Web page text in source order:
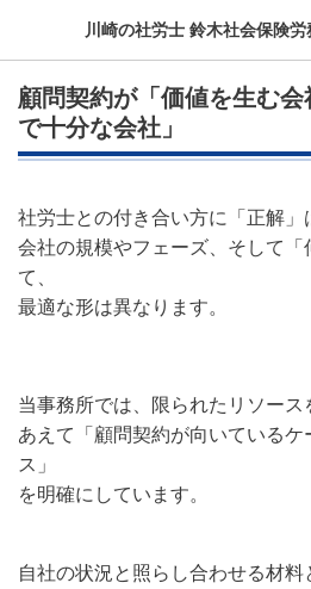
川崎の社労士 鈴木社会保険
顧問契約が「価値を生む会
で十分な会社」
社労士との付き合い方に「正解」
会社の規模やフェーズ、そして「
て、
最適な形は異なります。
当事務所では、限られたリソース
あえて「顧問契約が向いている
ス」
を明確にしています。
自社の状況と照らし合わせる材料